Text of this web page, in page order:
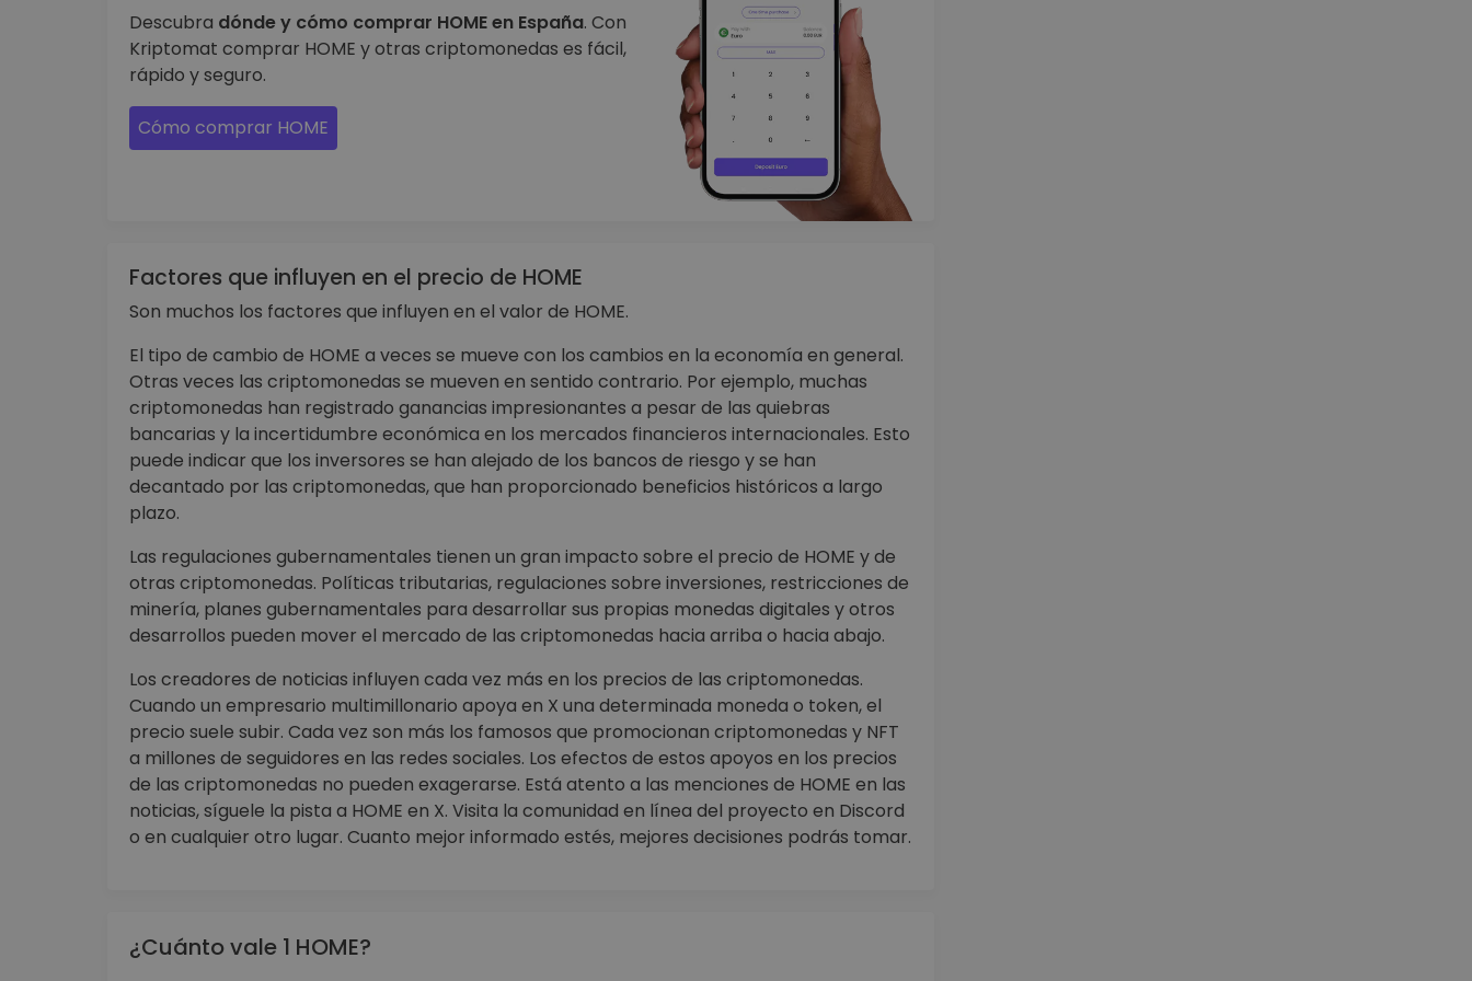
Descubra dónde y cómo comprar HOME en España. Con
Kriptomat comprar HOME y otras criptomonedas es fácil,
rápido y seguro.
Cómo comprar HOME
Factores que influyen en el precio de HOME
Son muchos los factores que influyen en el valor de HOME.
El tipo de cambio de HOME a veces se mueve con los cambios en la economía en general.
Otras veces las criptomonedas se mueven en sentido contrario. Por ejemplo, muchas
criptomonedas han registrado ganancias impresionantes a pesar de las quiebras
bancarias y la incertidumbre económica en los mercados financieros internacionales. Esto
puede indicar que los inversores se han alejado de los bancos de riesgo y se han
decantado por las criptomonedas, que han proporcionado beneficios históricos a largo
plazo.
Las regulaciones gubernamentales tienen un gran impacto sobre el precio de HOME y de
otras criptomonedas. Políticas tributarias, regulaciones sobre inversiones, restricciones de
minería, planes gubernamentales para desarrollar sus propias monedas digitales y otros
desarrollos pueden mover el mercado de las criptomonedas hacia arriba o hacia abajo.
Los creadores de noticias influyen cada vez más en los precios de las criptomonedas.
Cuando un empresario multimillonario apoya en X una determinada moneda o token, el
precio suele subir. Cada vez son más los famosos que promocionan criptomonedas y NFT
a millones de seguidores en las redes sociales. Los efectos de estos apoyos en los precios
de las criptomonedas no pueden exagerarse. Está atento a las menciones de HOME en las
noticias, síguele la pista a HOME en X. Visita la comunidad en línea del proyecto en Discord
o en cualquier otro lugar. Cuanto mejor informado estés, mejores decisiones podrás tomar.
¿Cuánto vale 1 HOME?